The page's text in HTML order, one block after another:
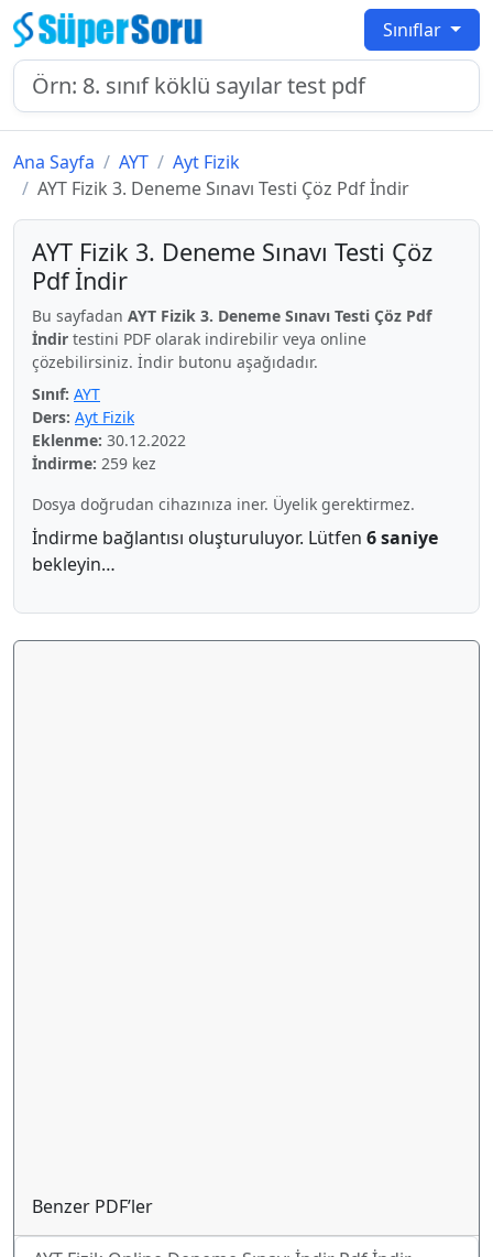
Sınıflar
Ana Sayfa AYT
Ayt Fizik
AYT Fizik 3. Deneme Sınavı Testi Çöz Pdf İndir
AYT Fizik 3. Deneme Sınavı Testi Çöz
Pdf İndir
Bu sayfadan AYT Fizik 3. Deneme Sınavı Testi Çöz Pdf
İndir testini PDF olarak indirebilir veya online
çözebilirsiniz. İndir butonu aşağıdadır.
Sınıf: AYT
Ders: Ayt Fizik
Eklenme: 30.12.2022
İndirme: 259 kez
Dosya doğrudan cihazınıza iner. Üyelik gerektirmez.
İndirme bağlantısı oluşturuluyor. Lütfen 5 saniye
bekleyin…
Benzer PDF’ler